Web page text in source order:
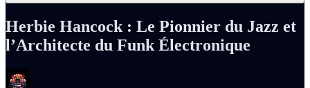
Herbie Hancock : Le Pionnier du Jazz et
l’Architecte du Funk Électronique